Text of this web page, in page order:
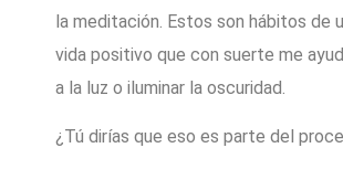
la meditación. Estos son hábitos de
vida positivo que con suerte me
a la luz o iluminar la oscuridad.
¿Tú dirías que eso es parte del